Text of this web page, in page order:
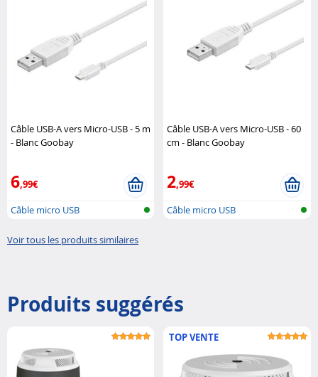
Câble USB-A vers Micro-USB - 5 m
- Blanc Goobay
6,99€
Câble micro USB
Câble USB-A vers Micro-USB - 60
cm - Blanc Goobay
2,99€
Câble micro USB
Voir tous les produits similaires
Produits suggérés
TOP VENTE